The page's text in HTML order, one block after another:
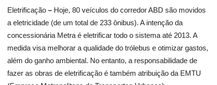
Eletrificação – Hoje, 80 veículos do corredor ABD são movidos
a eletricidade (de um total de 233 ônibus). A intenção da
concessionária Metra é eletrificar todo o sistema até 2013. A
medida visa melhorar a qualidade do trólebus e otimizar gastos,
além do ganho ambiental. No entanto, a responsabilidade de
fazer as obras de eletrificação é também atribuição da EMTU